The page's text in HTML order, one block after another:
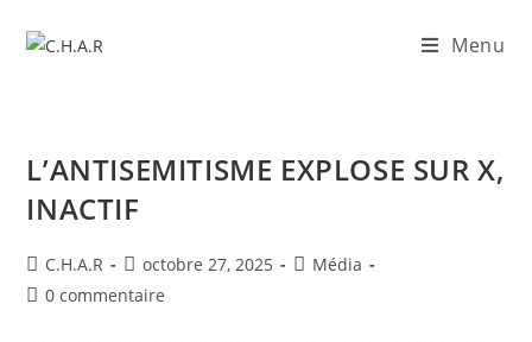
Menu
L’ANTISEMITISME EXPLOSE SUR X,
INACTIF
C.H.A.R octobre 27, 2025
Média
0 commentaire